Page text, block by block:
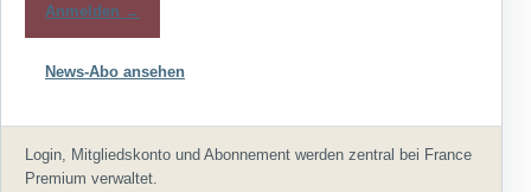
Anmelden →
News-Abo ansehen
Login, Mitgliedskonto und Abonnement werden zentral bei France
Premium verwaltet.